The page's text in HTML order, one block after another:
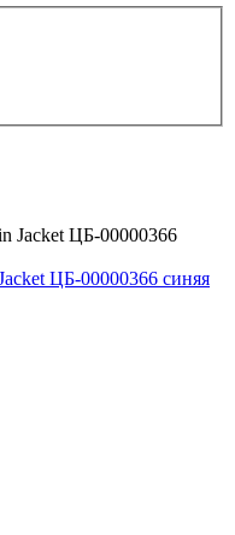
ЦБ-00000366 синяя